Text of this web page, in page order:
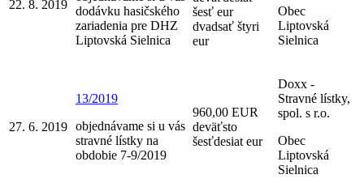
22. 8. 2019 dodávku hasičského
zariadenia pre DHZ
Liptovská Sielnica
šesť eur
dvadsať štyri
eur
Obec
Liptovská
Sielnica
27. 6. 2019
13/2019
objednávame si u vás
stravné lístky na
obdobie 7-9/2019
960,00 EUR
deväťsto
šesťdesiat eur
Doxx -
Stravné lístky,
spol. s r.o.
Obec
Liptovská
Sielnica